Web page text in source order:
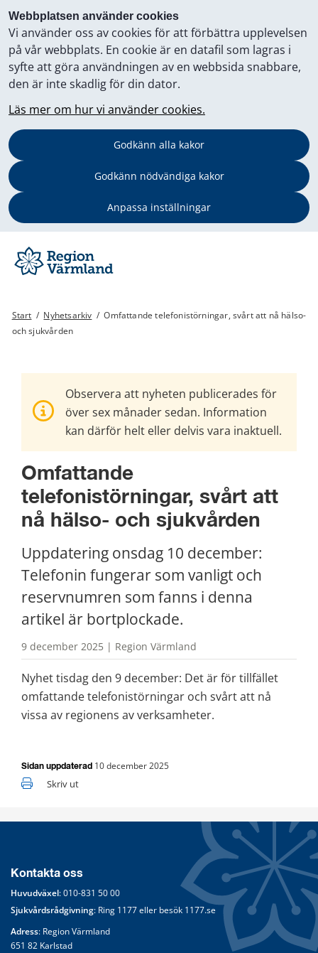
Webbplatsen använder cookies
Vi använder oss av cookies för att förbättra upplevelsen
på vår webbplats. En cookie är en datafil som lagras i
syfte att göra användningen av en webbsida snabbare,
den är inte skadlig för din dator.
Läs mer om hur vi använder cookies.
Godkänn alla kakor
Godkänn nödvändiga kakor
Anpassa inställningar
Start / Nyhetsarkiv / Omfattande telefonistörningar, svårt att nå hälso-
och sjukvården
Observera att nyheten publicerades för
över sex månader sedan. Information
kan därför helt eller delvis vara inaktuell.
Omfattande
telefonistörningar, svårt att
nå hälso- och sjukvården
Uppdatering onsdag 10 december:
Telefonin fungerar som vanligt och
reservnumren som fanns i denna
artikel är bortplockade.
9 december 2025 | Region Värmland
Nyhet tisdag den 9 december: Det är för tillfället
omfattande telefonistörningar och svårt att nå
vissa av regionens av verksamheter.
Sidan uppdaterad 10 december 2025
Skriv ut
Kontakta oss
Huvudväxel: 010-831 50 00
Sjukvårdsrådgivning: Ring 1177 eller besök 1177.se
Adress: Region Värmland
651 82 Karlstad